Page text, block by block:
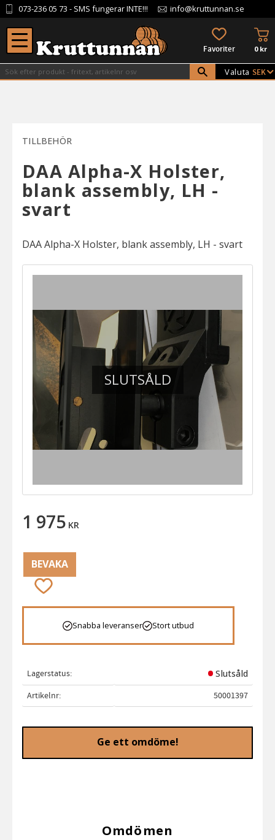
Meny
073-236 05 73 - SMS fungerar INTE!!! info@kruttunnan.se
FAVORITER 0kr
Valuta
TILLBEHÖR
DAA Alpha-X Holster,
blank assembly, LH -
svart
DAA Alpha-X Holster, blank assembly, LH - svart
SLUTSÅLD
1 975 KR
Lägg till i favoriter
BEVAKA
Snabba leveranser Stort utbud
Lagerstatus
Slutsåld
Artikelnr
50001397
Ge ett omdöme!
Omdömen